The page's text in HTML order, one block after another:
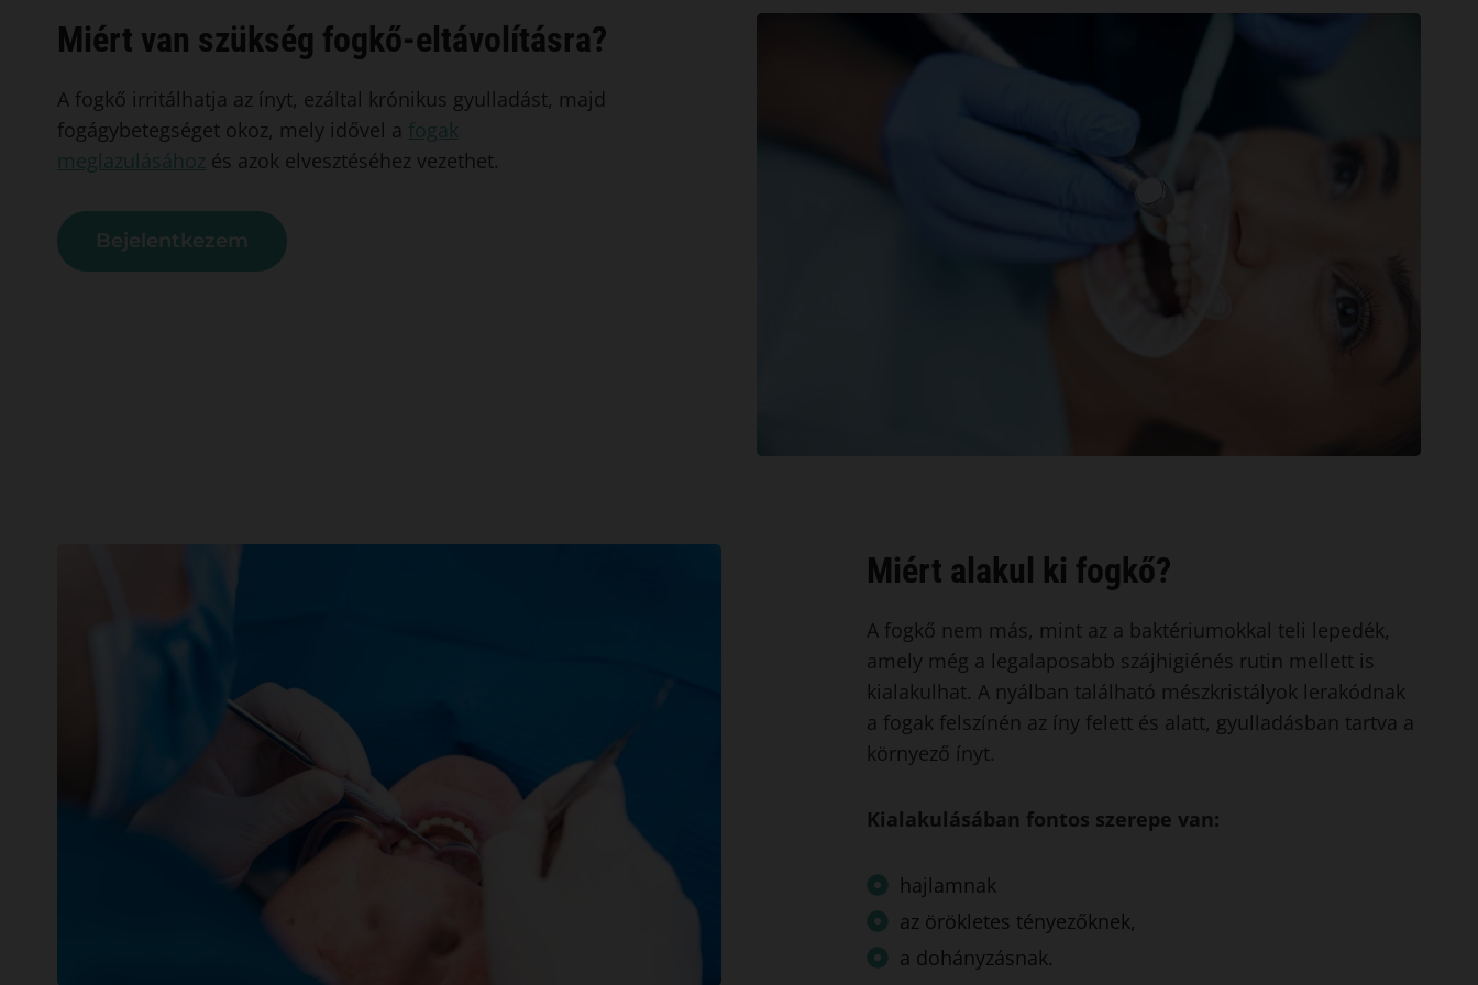
Miért van szükség fogkő-eltávolításra?
A fogkő irritálhatja az ínyt, ezáltal krónikus gyulladást, majd
fogágybetegséget okoz, mely idővel a fogak
meglazulásához és azok elvesztéséhez vezethet.
Bejelentkezem
Miért alakul ki fogkő?
A fogkő nem más, mint az a baktériumokkal teli lepedék,
amely még a legalaposabb szájhigiénés rutin mellett is
kialakulhat. A nyálban található mészkristályok lerakódnak
a fogak felszínén az íny felett és alatt, gyulladásban tartva a
környező ínyt.
Kialakulásában fontos szerepe van:
hajlamnak
az örökletes tényezőknek,
a dohányzásnak.